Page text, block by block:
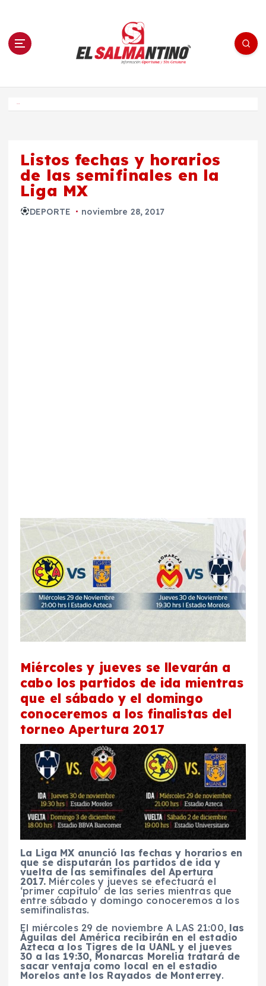
n El Salmantino - medios/noticias/editorial
Listos fechas y horarios
de las semifinales en la
Liga MX
DEPORTE noviembre 28, 2017
Miércoles y jueves se llevarán a
cabo los partidos de ida mientras
que el sábado y el domingo
conoceremos a los finalistas del
torneo Apertura 2017
La Liga MX anunció las fechas y horarios en
que se disputarán los partidos de ida y
vuelta de las semifinales del Apertura
2017.Miércoles y jueves se efectuará el
‘primer capítulo’ de las series mientras que
entre sábado y domingo conoceremos a los
semifinalistas.
El miércoles 29 de noviembre A LAS 21:00, las
Águilas del América recibirán en el estadio
Azteca a los Tigres de la UANL y el jueves
30 a las 19:30, Monarcas Morelia tratará de
sacar ventaja como local en el estadio
Morelos ante los Rayados de Monterrey.